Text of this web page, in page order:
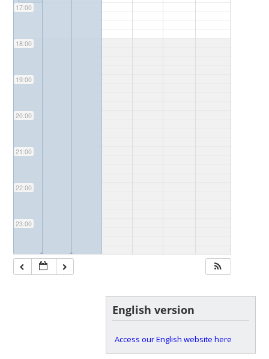
17:00
18:00
19:00
20:00
21:00
22:00
23:00
◢ ◢
English version
Access our English website here